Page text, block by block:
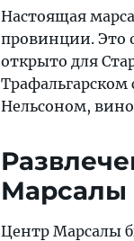
Настоящая
провинции. Это
открыто для
Трафальгарском
Нельсоном,
Марсалы
Центр Марсалы